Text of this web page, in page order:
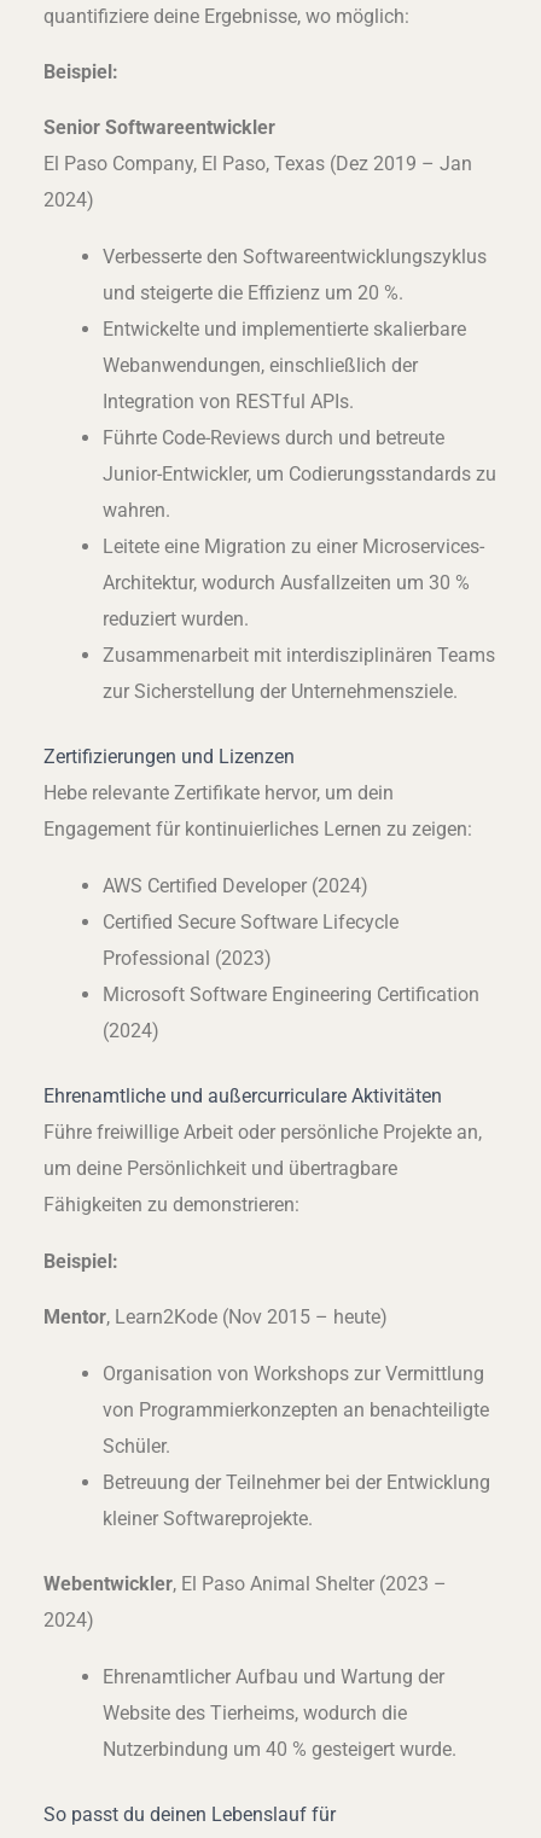
quantifiziere deine Ergebnisse, wo möglich:
Beispiel:
Senior Softwareentwickler
El Paso Company, El Paso, Texas (Dez 2019 – Jan
2024)
Verbesserte den Softwareentwicklungszyklus
und steigerte die Effizienz um 20 %.
Entwickelte und implementierte skalierbare
Webanwendungen, einschließlich der
Integration von RESTful APIs.
Führte Code-Reviews durch und betreute
Junior-Entwickler, um Codierungsstandards zu
wahren.
Leitete eine Migration zu einer Microservices-
Architektur, wodurch Ausfallzeiten um 30 %
reduziert wurden.
Zusammenarbeit mit interdisziplinären Teams
zur Sicherstellung der Unternehmensziele.
Zertifizierungen und Lizenzen
Hebe relevante Zertifikate hervor, um dein
Engagement für kontinuierliches Lernen zu zeigen:
AWS Certified Developer (2024)
Certified Secure Software Lifecycle
Professional (2023)
Microsoft Software Engineering Certification
(2024)
Ehrenamtliche und außercurriculare Aktivitäten
Führe freiwillige Arbeit oder persönliche Projekte an,
um deine Persönlichkeit und übertragbare
Fähigkeiten zu demonstrieren:
Beispiel:
Mentor, Learn2Kode (Nov 2015 – heute)
Organisation von Workshops zur Vermittlung
von Programmierkonzepten an benachteiligte
Schüler.
Betreuung der Teilnehmer bei der Entwicklung
kleiner Softwareprojekte.
Webentwickler, El Paso Animal Shelter (2023 –
2024)
Ehrenamtlicher Aufbau und Wartung der
Website des Tierheims, wodurch die
Nutzerbindung um 40 % gesteigert wurde.
So passt du deinen Lebenslauf für